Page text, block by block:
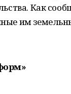
Как
им